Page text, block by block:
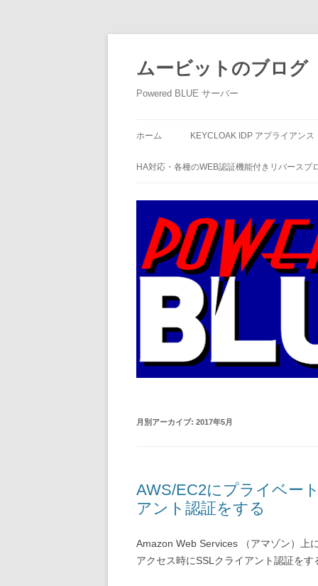
ムービットのブログ
Powered BLUE サーバー
ホーム KEYCLOAK IDP アプライアンス
HA対応・各種のWEB認証機能付きリバースプ
月別アーカイブ: 2017年5月
AWS/EC2にプライベー
アント認証をする
Amazon Web Services （アマゾン）上
アクセス時にSSLクライアント認証を